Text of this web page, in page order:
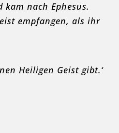
nach Ephesus.
empfangen, als ihr
Heiligen Geist gibt.‘